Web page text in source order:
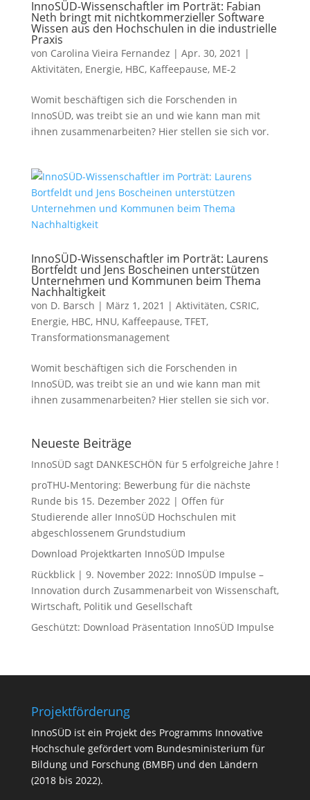
InnoSÜD-Wissenschaftler im Porträt: Fabian
Neth bringt mit nichtkommerzieller Software
Wissen aus den Hochschulen in die industrielle
Praxis
von Carolina Vieira Fernandez | Apr. 30, 2021 |
Aktivitäten, Energie, HBC, Kaffeepause, ME-2
Womit beschäftigen sich die Forschenden in
InnoSÜD, was treibt sie an und wie kann man mit
ihnen zusammenarbeiten? Hier stellen sie sich vor.
InnoSÜD-Wissenschaftler im Porträt: Laurens
Bortfeldt und Jens Boscheinen unterstützen
Unternehmen und Kommunen beim Thema
Nachhaltigkeit
von D. Barsch | März 1, 2021 | Aktivitäten, CSRIC,
Energie, HBC, HNU, Kaffeepause, TFET,
Transformationsmanagement
Womit beschäftigen sich die Forschenden in
InnoSÜD, was treibt sie an und wie kann man mit
ihnen zusammenarbeiten? Hier stellen sie sich vor.
Neueste Beiträge
InnoSÜD sagt DANKESCHÖN für 5 erfolgreiche Jahre !
proTHU-Mentoring: Bewerbung für die nächste
Runde bis 15. Dezember 2022 | Offen für
Studierende aller InnoSÜD Hochschulen mit
abgeschlossenem Grundstudium
Download Projektkarten InnoSÜD Impulse
Rückblick | 9. November 2022: InnoSÜD Impulse –
Innovation durch Zusammenarbeit von Wissenschaft,
Wirtschaft, Politik und Gesellschaft
Geschützt: Download Präsentation InnoSÜD Impulse
Projektförderung
InnoSÜD ist ein Projekt des Programms Innovative
Hochschule gefördert vom Bundesministerium für
Bildung und Forschung (BMBF) und den Ländern
(2018 bis 2022).